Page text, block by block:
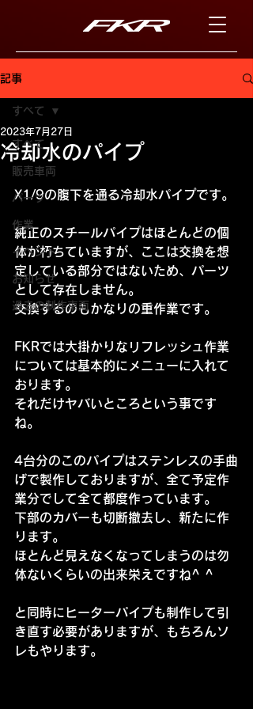
記事
すべて
販売車両
パーツ
作業
イベント
お知らせ
過去の制作車両
すべて
冷却水のパイプ
2023年7月27日
X1/9の腹下を通る冷却水パイプです。
純正のスチールパイプはほとんどの個
体が朽ちていますが、ここは交換を想
定している部分ではないため、パーツ
として存在しません。
交換するのもかなりの重作業です。
FKRでは大掛かりなリフレッシュ作業
については基本的にメニューに入れて
おります。
それだけヤバいところという事です
ね。
4台分のこのパイプはステンレスの手曲
げで製作しておりますが、全て予定作
業分でして全て都度作っています。
下部のカバーも切断撤去し、新たに作
ります。
ほとんど見えなくなってしまうのは勿
体ないくらいの出来栄えですね^ ^
と同時にヒーターパイプも制作して引
き直す必要がありますが、もちろんソ
レもやります。